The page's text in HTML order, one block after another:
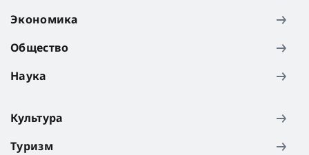
Экономика
Общество
Наука
Культура
Туризм